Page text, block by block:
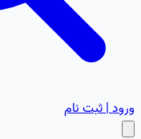
ورود | ثبت نام